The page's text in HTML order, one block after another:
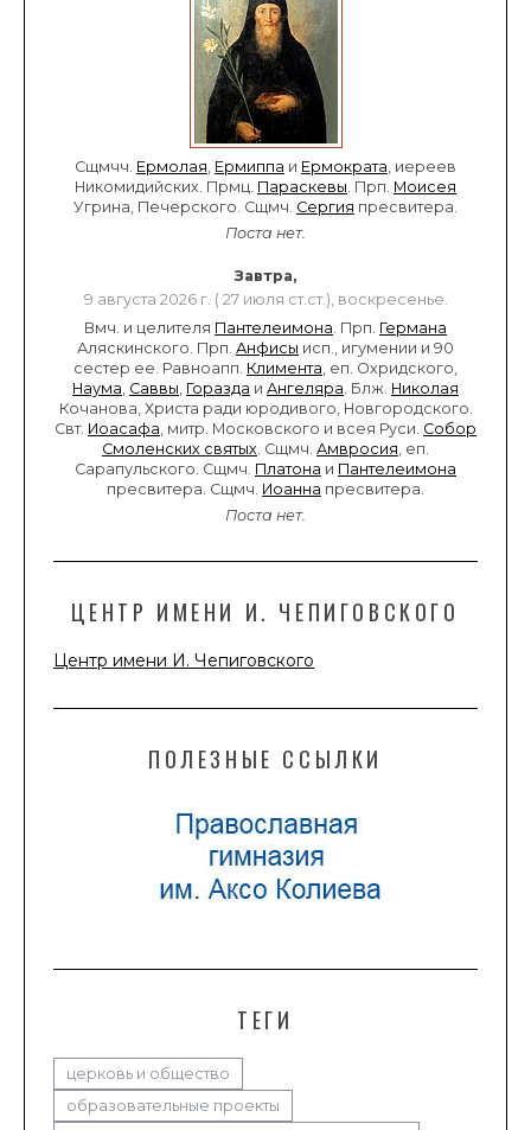
Сщмчч. Ермолая Ермиппа и Ермократа , иереев
Никомидийских. Прмц. Параскевы . Прп. Моисея
Угрина, Печерского. Сщмч. Сергия пресвитера.
Поста нет.
Завтра,
9 августа 2026 г. ( 27 июля ст.ст.), воскресенье.
Вмч. и целителя Пантелеимона . Прп. Германа
Аляскинского. Прп. Анфисы исп., игумении и 90
сестер ее. Равноапп. Климента , еп. Охридского,
Наума Саввы Горазда и Ангеляра . Блж. Николая
Кочанова, Христа ради юродивого, Новгородского.
Свт. Иоасафа , митр. Московского и всея Руси. Собор
Смоленских святых . Сщмч. Амвросия , еп.
Сарапульского. Сщмч. Платона и Пантелеимона
пресвитера. Сщмч. Иоанна пресвитера.
Поста нет.
ЦЕНТР ИМЕНИ И. ЧЕПИГОВСКОГО
Центр имени И. Чепиговского
ПОЛЕЗНЫЕ ССЫЛКИ
ТЕГИ
церковь и общество
образовательные проекты